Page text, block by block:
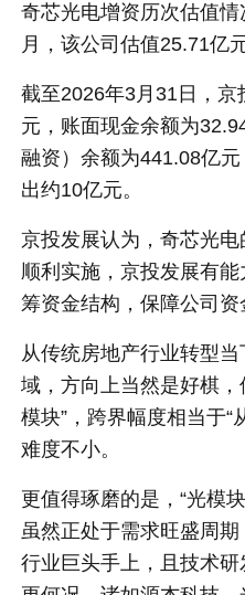
奇芯光电增资历次估值
月，该公司估值25.71亿元
截至2026年3月31日，
元，账面现金余额为
融资）余额为441.08亿
出约10亿元。
京投发展认为，奇芯光
顺利实施，京投发展有
筹资金结构，保障公司资
从传统房地产行业转型当
域，方向上当然是好棋
模块”，跨界幅度相当于“
难度不小。
更值得琢磨的是，“光模
虽然正处于需求旺盛周
行业巨头手上，且技术研